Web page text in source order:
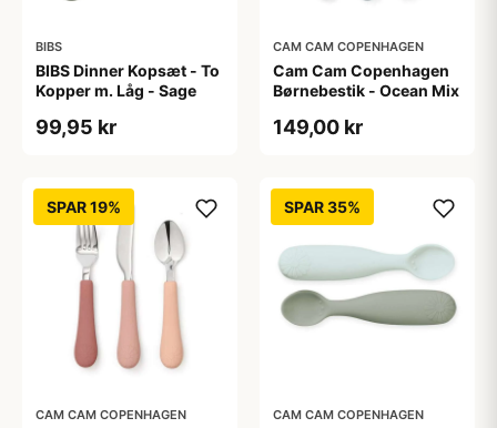
BIBS
BIBS Dinner Kopsæt - To
Kopper m. Låg - Sage
99,95 kr
CAM CAM COPENHAGEN
Cam Cam Copenhagen
Børnebestik - Ocean Mix
149,00 kr
SPAR 19%
CAM CAM COPENHAGEN
SPAR 35%
CAM CAM COPENHAGEN